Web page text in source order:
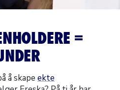
=
å skape ekte